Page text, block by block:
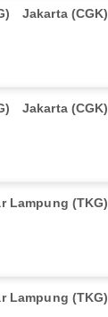
Jakarta (CGK)
Jakarta (CGK)
Lampung (TKG)
Lampung (TKG)